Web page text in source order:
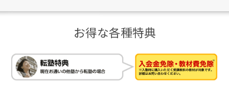
お得な各種特典